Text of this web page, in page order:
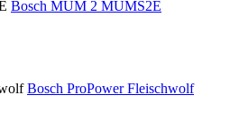
Bosch MUM 2 MUMS2E
Bosch ProPower Fleischwolf